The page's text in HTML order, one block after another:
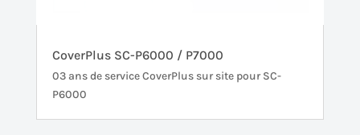
CoverPlus SC-P6000 / P7000
03 ans de service CoverPlus sur site pour SC-
P6000